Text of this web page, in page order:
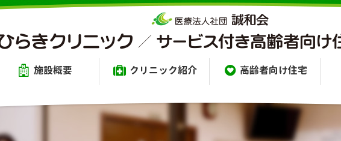
施設概要 クリニック紹介 高齢者向け住宅